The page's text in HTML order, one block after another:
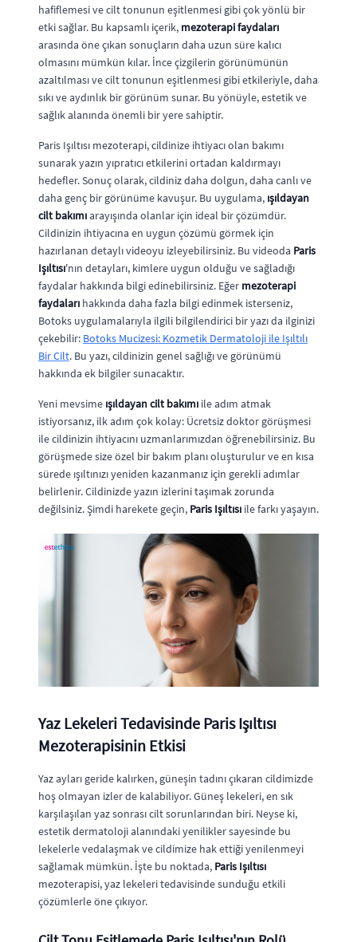
hafiflemesi ve cilt tonunun eşitlenmesi gibi çok yönlü bir
etki sağlar. Bu kapsamlı içerik, mezoterapi faydaları
arasında öne çıkan sonuçların daha uzun süre kalıcı
olmasını mümkün kılar. İnce çizgilerin görünümünün
azaltılması ve cilt tonunun eşitlenmesi gibi etkileriyle, daha
sıkı ve aydınlık bir görünüm sunar. Bu yönüyle, estetik ve
sağlık alanında önemli bir yere sahiptir.
Paris Işıltısı mezoterapi, cildinize ihtiyacı olan bakımı
sunarak yazın yıpratıcı etkilerini ortadan kaldırmayı
hedefler. Sonuç olarak, cildiniz daha dolgun, daha canlı ve
daha genç bir görünüme kavuşur. Bu uygulama, ışıldayan
cilt bakımıarayışında olanlar için ideal bir çözümdür.
Cildinizin ihtiyacına en uygun çözümü görmek için
hazırlanan detaylı videoyu izleyebilirsiniz. Bu videoda Paris
Işıltısı'nın detayları, kimlere uygun olduğu ve sağladığı
faydalar hakkında bilgi edinebilirsiniz. Eğer mezoterapi
faydaları hakkında daha fazla bilgi edinmek isterseniz,
Botoks uygulamalarıyla ilgili bilgilendirici bir yazı da ilginizi
çekebilir: Botoks Mucizesi: Kozmetik Dermatoloji ile Işıltılı
Bir Cilt. Bu yazı, cildinizin genel sağlığı ve görünümü
hakkında ek bilgiler sunacaktır.
Yeni mevsime ışıldayan cilt bakımı ile adım atmak
istiyorsanız, ilk adım çok kolay: Ücretsiz doktor görüşmesi
ile cildinizin ihtiyacını uzmanlarımızdan öğrenebilirsiniz. Bu
görüşmede size özel bir bakım planı oluşturulur ve en kısa
sürede ışıltınızı yeniden kazanmanız için gerekli adımlar
belirlenir. Cildinizde yazın izlerini taşımak zorunda
değilsiniz. Şimdi harekete geçin, Paris Işıltısı ile farkı yaşayın.
Yaz Lekeleri Tedavisinde Paris Işıltısı
Mezoterapisinin Etkisi
Yaz ayları geride kalırken, güneşin tadını çıkaran cildimizde
hoş olmayan izler de kalabiliyor. Güneş lekeleri, en sık
karşılaşılan yaz sonrası cilt sorunlarından biri. Neyse ki,
estetik dermatoloji alanındaki yenilikler sayesinde bu
lekelerle vedalaşmak ve cildimize hak ettiği yenilenmeyi
sağlamak mümkün. İşte bu noktada, Paris Işıltısı
mezoterapisi, yaz lekeleri tedavisinde sunduğu etkili
çözümlerle öne çıkıyor.